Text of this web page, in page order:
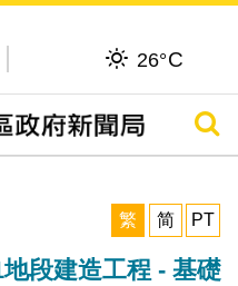
26°C
搜尋
繁
简 PT
段建造工程 - 基礎